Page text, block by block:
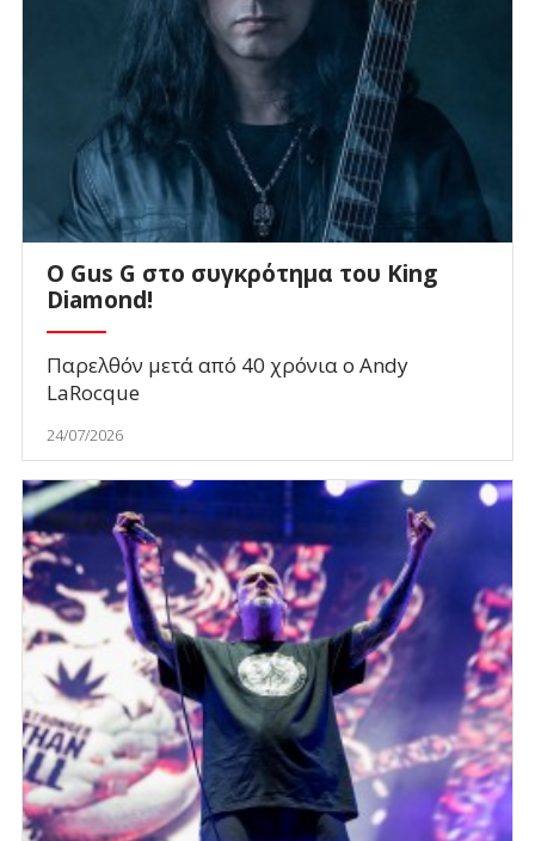
O Gus G στο συγκρότημα του King
Diamond!
Παρελθόν μετά από 40 χρόνια ο Andy
LaRocque
24/07/2026